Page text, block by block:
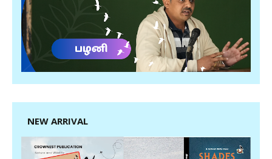
NEW ARRIVAL